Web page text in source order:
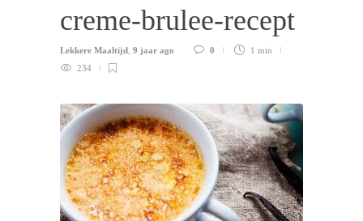
creme-brulee-recept
Lekkere Maaltijd 9 jaar ago 0
1 min
234